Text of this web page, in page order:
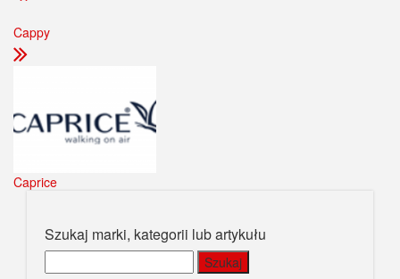
Cappy
Caprice
Szukaj marki, kategorii lub artykułu